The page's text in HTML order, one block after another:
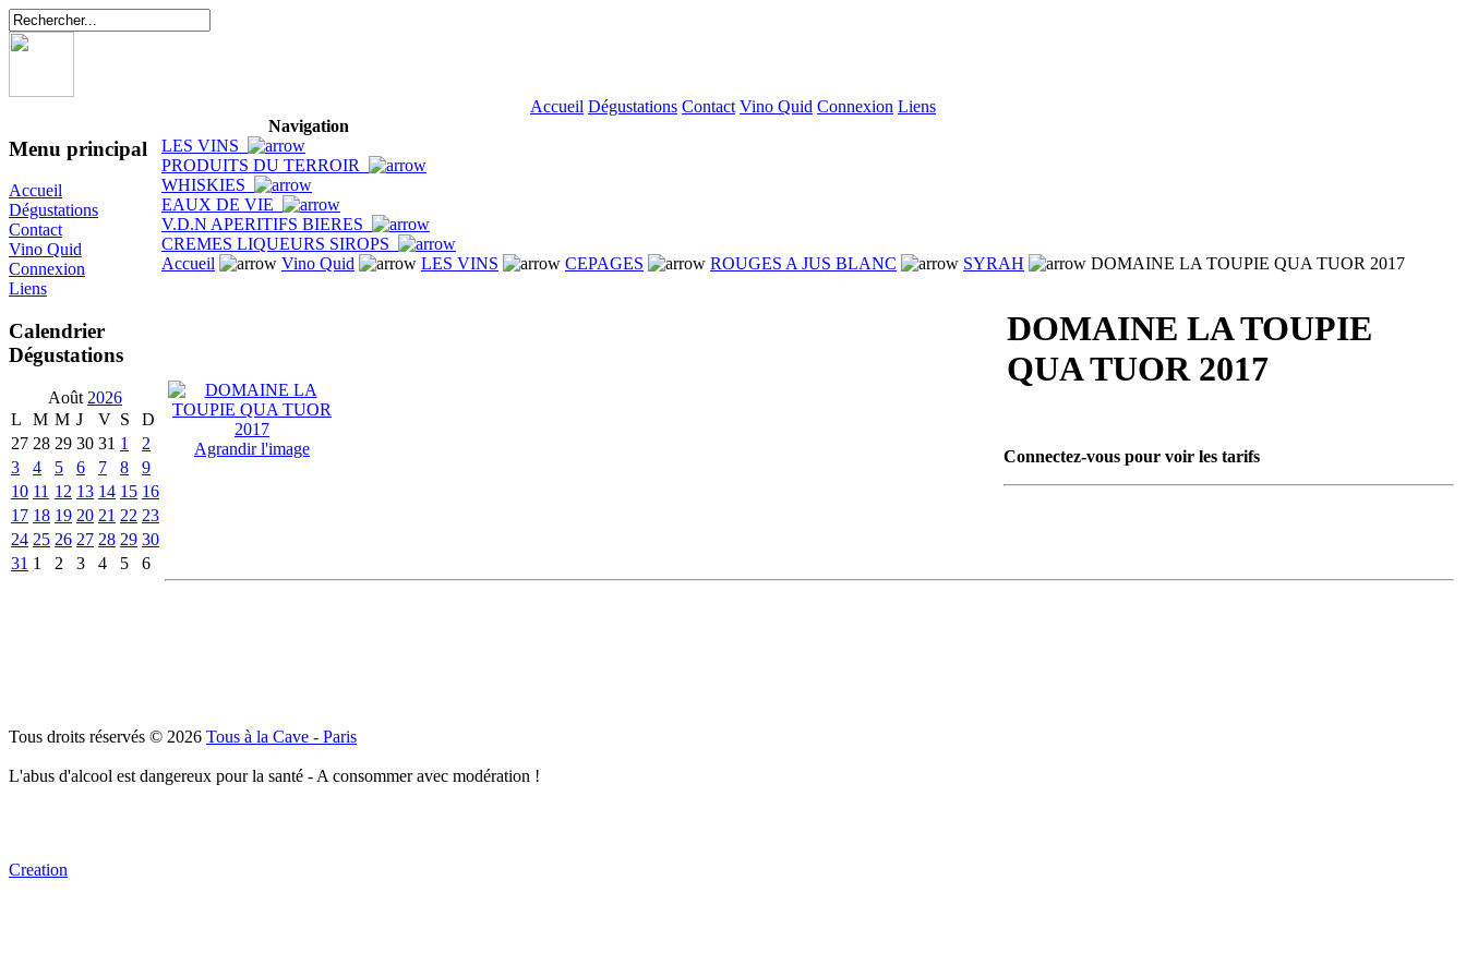
Accueil Dégustations Contact Vino Quid Connexion Liens
Menu principal
Accueil
Dégustations
Contact
Vino Quid
Connexion
Liens
Calendrier
Dégustations
Août 2026
L
M M J V S
D
27 28 29 30 31 1
2
3
4 5 6 7 8
9
10 11 12 13 14 15 16
17 18 19 20 21 22 23
24 25 26 27 28 29 30
31 1 2 3 4 5 6
Navigation
LES VINS
PRODUITS DU TERROIR
WHISKIES
EAUX DE VIE
V.D.N APERITIFS BIERES
CREMES LIQUEURS SIROPS
Accueil
Vino Quid LES VINS CEPAGES ROUGES A JUS BLANC SYRAH DOMAINE LA TOUPIE QUA TUOR 2017
Agrandir l'image
DOMAINE LA TOUPIE
QUA TUOR 2017
Connectez-vous pour voir les tarifs
Tous droits réservés © 2026 Tous à la Cave - Paris
L'abus d'alcool est dangereux pour la santé - A consommer avec modération !
Creation